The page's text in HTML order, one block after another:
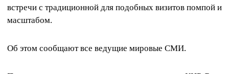
встречи с традиционной для подобных визитов помпой и
масштабом.
Об этом сообщают все ведущие мировые СМИ.